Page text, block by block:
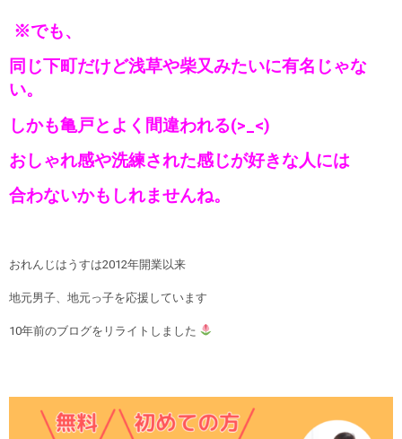
※でも、
同じ下町だけど浅草や柴又みたいに有名じゃな
い。
しかも亀戸とよく間違われる(>_<)
おしゃれ感や洗練された感じが好きな人には
合わないかもしれませんね。
おれんじはうすは2012年開業以来
地元男子、地元っ子を応援しています
10年前のブログをリライトしました